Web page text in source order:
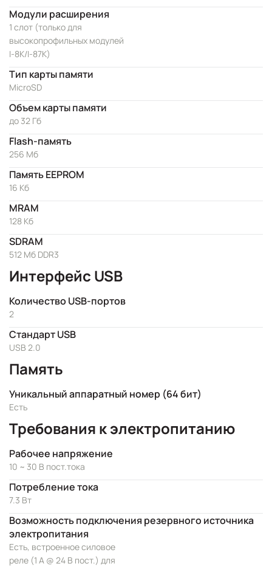
Модули расширения
1 слот (только для
высокопрофильных модулей
I-8K/I-87K)
Тип карты памяти
MicroSD
Объем карты памяти
до 32 Гб
Flash-память
256 Мб
Память EEPROM
16 Кб
MRAM
128 Кб
SDRAM
512 Мб DDR3
Интерфейс USB
Количество USB-портов
2
Стандарт USB
USB 2.0
Память
Уникальный аппаратный номер (64 бит)
Есть
Требования к электропитанию
Рабочее напряжение
10 ~ 30 В пост.тока
Потребление тока
7.3 Вт
Возможность подключения резервного источника
электропитания
Есть, встроенное силовое
реле (1 А @ 24 В пост.) для